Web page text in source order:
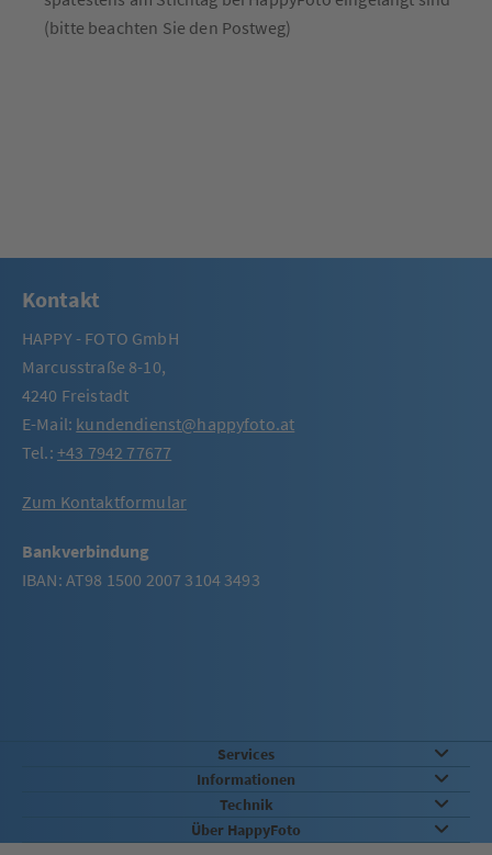
(bitte beachten Sie den Postweg)
Kontakt
HAPPY - FOTO GmbH
Marcusstraße 8-10,
4240 Freistadt
E-Mail: kundendienst@happyfoto.at
Tel.: +43 7942 77677
Zum Kontaktformular
Bankverbindung
IBAN: AT98 1500 2007 3104 3493
Services
Informationen
Technik
Über HappyFoto